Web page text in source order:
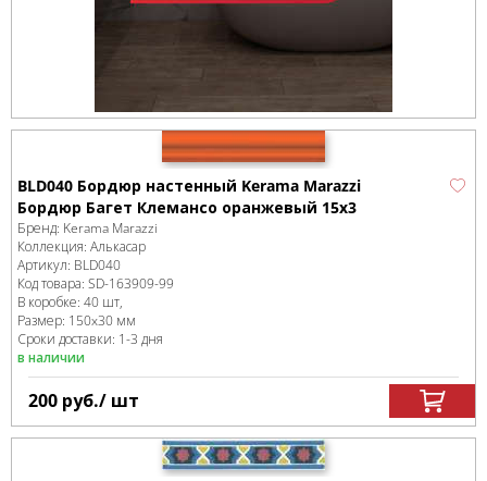
BLD040 Бордюр настенный Kerama Marazzi
Бордюр Багет Клемансо оранжевый 15x3
Бренд: Kerama Marazzi
Коллекция: Алькасар
Артикул: BLD040
Код товара: SD-163909-99
В коробке: 40 шт,
Размер: 150x30 мм
Сроки доставки: 1-3 дня
в наличии
200 руб./ шт